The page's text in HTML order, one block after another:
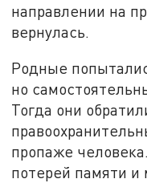
направлении на
вернулась.
Родные
но
Тогда они
пропаже
потерей памяти и